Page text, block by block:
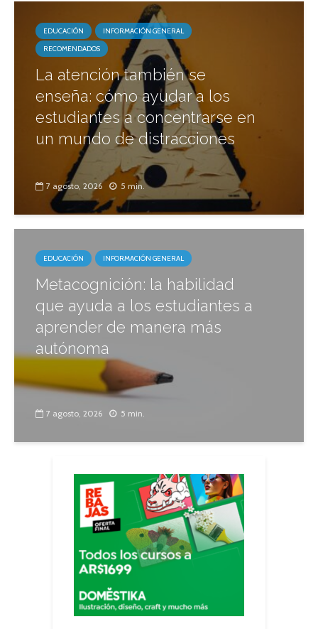
EDUCACIÓN
INFORMACIÓN GENERAL
RECOMENDADOS
La atención también se
enseña: cómo ayudar a los
estudiantes a concentrarse en
un mundo de distracciones
7 agosto, 2026 5 min.
EDUCACIÓN INFORMACIÓN GENERAL
Metacognición: la habilidad
que ayuda a los estudiantes a
aprender de manera más
autónoma
7 agosto, 2026 5 min.